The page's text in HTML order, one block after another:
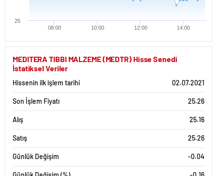
08:00 10:00 12:00 14:00
25
MEDITERA TIBBI MALZEME (MEDTR) Hisse Senedi
İstatiksel Veriler
Hissenin ilk işlem tarihi 02.07.2021
Son İşlem Fiyatı 25.26
Alış 25.16
Satış 25.26
Günlük Değişim -0.04